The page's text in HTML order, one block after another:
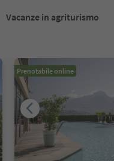
Vacanze in agriturismo
Prenotabile online